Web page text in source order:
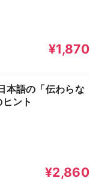
¥1,870
本語の「伝わらな
ント
¥2,860